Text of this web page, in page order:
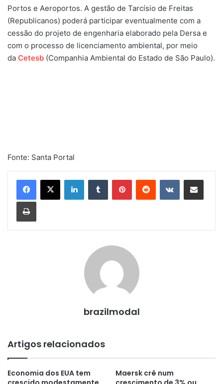
Portos e Aeroportos. A gestão de Tarcísio de Freitas
(Republicanos) poderá participar eventualmente com a
cessão do projeto de engenharia elaborado pela Dersa e
com o processo de licenciamento ambiental, por meio
da Cetesb (Companhia Ambiental do Estado de São Paulo).
Fonte: Santa Portal
LinkedinTumblr PinterestReddit VK Compartilhar via e-mail
Imprimir
brazilmodal
Artigos relacionados
Economia dos EUA tem
Maersk crê num